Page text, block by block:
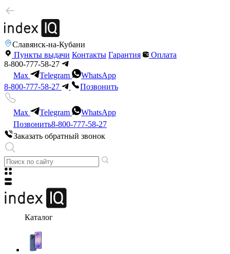
Славянск-на-Кубани
Пункты выдачи Контакты Гарантия
Оплата
8-800-777-58-27
Max
Telegram
WhatsApp
8-800-777-58-27
Позвонить
Max Telegram
WhatsApp
Позвонить8-800-777-58-27
Заказать обратный звонок
Каталог